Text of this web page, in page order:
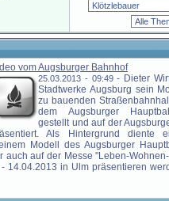
vom Augsburger Bahnhof
25.03.2013 - 09:49- Dieter
Stadtwerke Augsburg sein
zu bauenden
dem Augsburger
gestellt und auf der
Als Hintergrund diente
Modell des Augsburger
auch auf der Messe "Leben-
14.04.2013 in Ulm präsentieren